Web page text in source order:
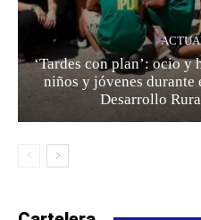
‘Tardes con plan’: ocio y
niños y jóvenes durante
Desarrollo